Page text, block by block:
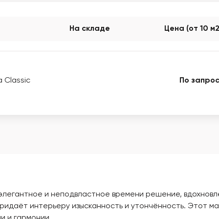
На складе Цена (от 10
Classic По
и неподвластное времени решение,
интерьеру изысканность и утончённость. Этот